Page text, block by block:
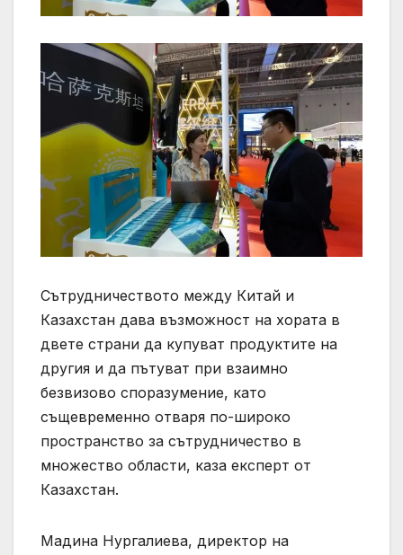
Сътрудничеството между Китай и
Казахстан дава възможност на хората в
двете страни да купуват продуктите на
другия и да пътуват при взаимно
безвизово споразумение, като
същевременно отваря по-широко
пространство за сътрудничество в
множество области, каза експерт от
Казахстан.
Мадина Нургалиева, директор на